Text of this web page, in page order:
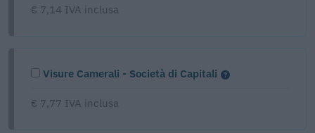
€ 7,14 IVA inclusa
Visure Camerali - Società di Capitali
€ 7,77 IVA inclusa